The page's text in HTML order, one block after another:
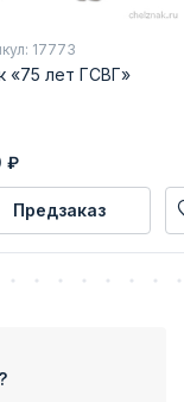
17773
«75 лет ГСВГ»
₽
Предзаказ